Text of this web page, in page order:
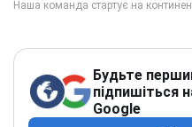
Будьте
підпишіться
Google